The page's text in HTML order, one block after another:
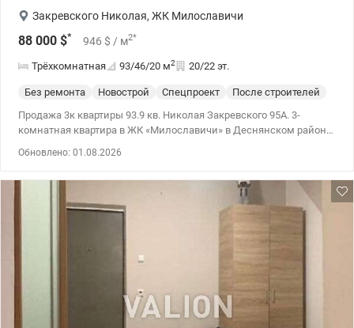
Закревского Николая, ЖК Милославичи
88 000 $* 946 $ / м2*
Трёхкомнатная 93/46/20 м2 20/22 эт.
Без ремонта Новострой Спецпроект
После строителей
Продажа 3к квартиры 93.9 кв. Николая Закревского 95А. 3-
комнатная квартира в ЖК «Милославичи» в Деснянском районе
Квартира расположена на 20 этаже, она двусторонняя, не
угловая и очень теплая. Жилье предлагается без ремонта в
развита. В пешей доступности расположены школы, детские
сады и супермаркеты. Рядом находятся окончательные
остановки общественного транспорта. Для прогулок и досуга
Обновлено: 01.08.2026